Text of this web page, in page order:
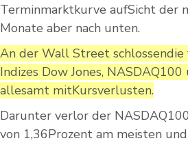
Terminmarktkurve aufSicht der
Monate aber nach unten.
An der Wall Street schlossendie
Indizes Dow Jones,
allesamt mitKursverlusten.
Darunter verlor der
von 1,36Prozent am meisten